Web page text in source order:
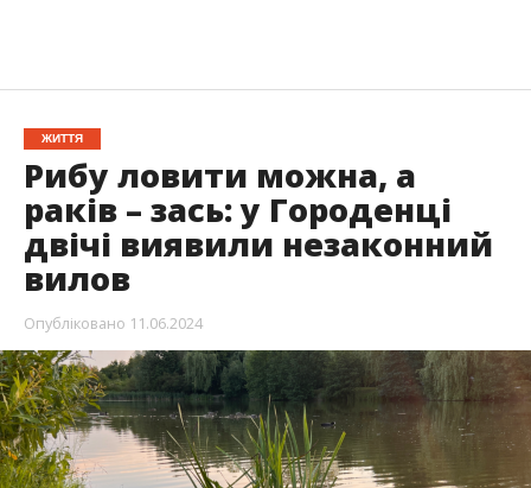
ЖИТТЯ
Рибу ловити можна, а
раків – зась: у Городенці
двічі виявили незаконний
вилов
Опубліковано 11.06.2024